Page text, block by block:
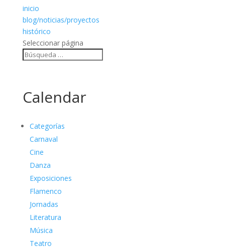
inicio
blog/noticias/proyectos
histórico
Seleccionar página
Calendar
Categorías
Carnaval
Cine
Danza
Exposiciones
Flamenco
Jornadas
Literatura
Música
Teatro